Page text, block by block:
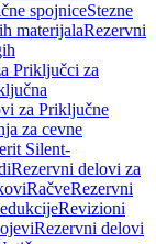
spojniceStezne
materijalaRezervni
Priključci za
za Priključne
za cevne
Silent-
Rezervni delovi za
RačveRezervni
Revizioni
Rezervni delovi